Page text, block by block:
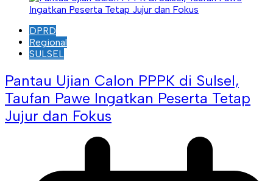
DPRD
Regional
SULSEL
Pantau Ujian Calon PPPK di Sulsel,
Taufan Pawe Ingatkan Peserta Tetap
Jujur dan Fokus